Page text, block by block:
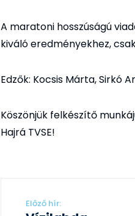
A maratoni hosszúságú
kiváló eredményekhez,
Edzők: Kocsis Márta, Sirkó
Köszönjük felkészítő
Hajrá TVSE!
Előző hír: